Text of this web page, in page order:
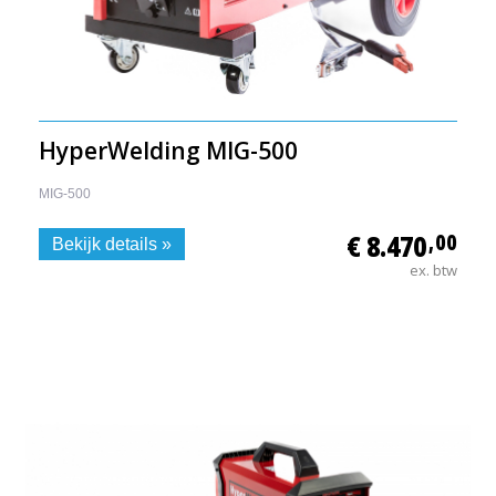
HyperWelding MIG-500
MIG-500
€ 8.470,00
ex. btw
Bekijk details »